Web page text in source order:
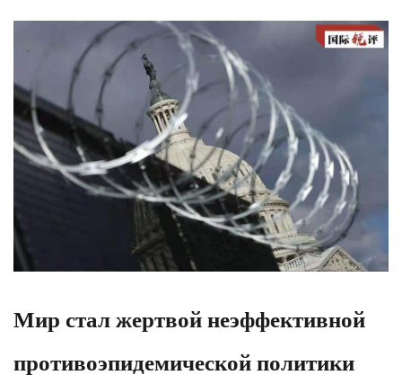
Мир стал жертвой неэффективной
противоэпидемической политики